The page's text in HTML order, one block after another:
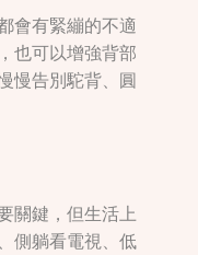
會有緊繃的不適
也可以增強背部
慢告別駝背、圓
關鍵，但生活上
側躺看電視、低